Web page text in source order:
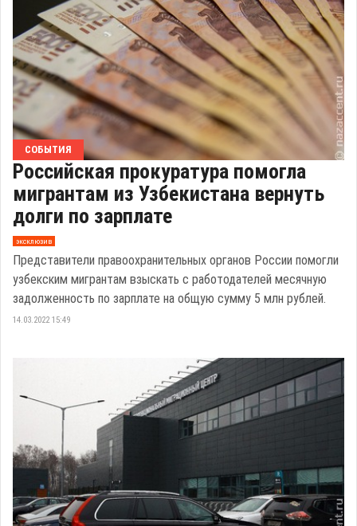
СОБЫТИЯ
Российская прокуратура помогла
мигрантам из Узбекистана вернуть
долги по зарплате
эксклюзив
Представители правоохранительных органов России помогли
узбекским мигрантам взыскать с работодателей месячную
задолженность по зарплате на общую сумму 5 млн рублей.
14.03.2022 15:49